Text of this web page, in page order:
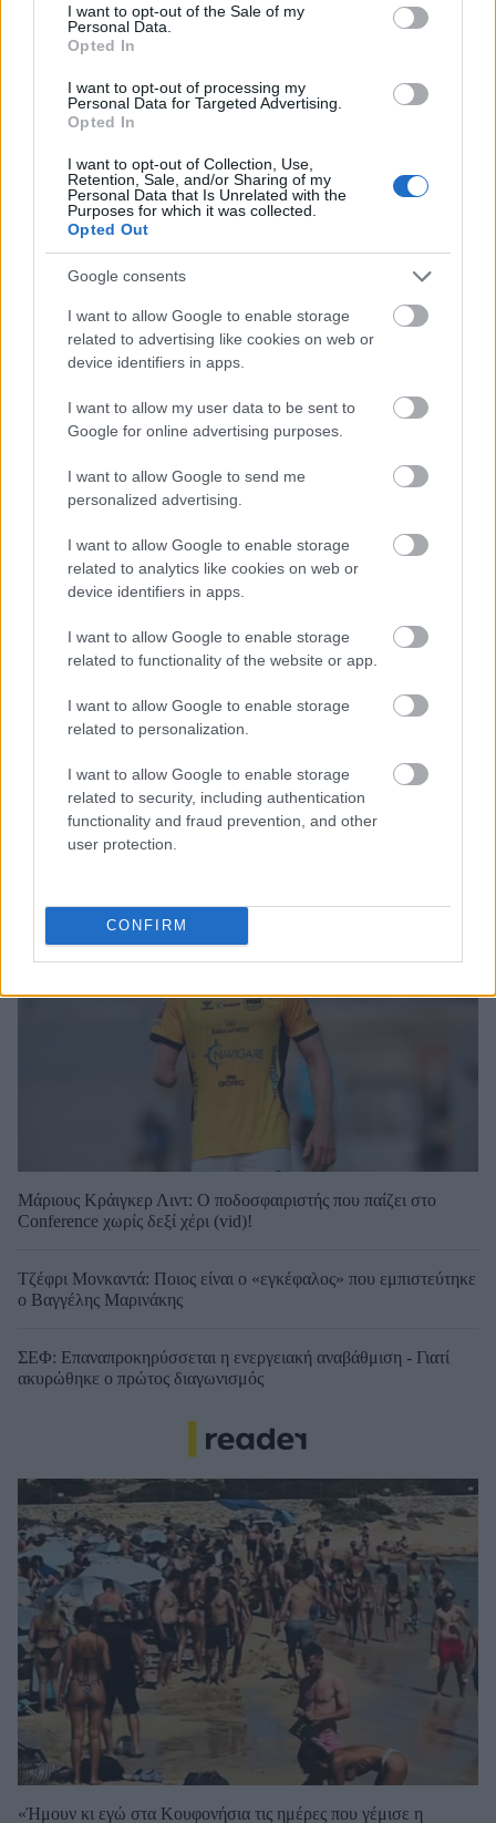
consent section.
I want to opt-out of the Sale of my
Personal Data.
Opted In
I want to opt-out of processing my
Personal Data for Targeted Advertising.
Opted In
I want to opt-out of Collection, Use,
Retention, Sale, and/or Sharing of my
Personal Data that Is Unrelated with the
Purposes for which it was collected.
Opted Out
Google consents
I want to allow Google to enable storage
related to advertising like cookies on web or
device identifiers in apps.
I want to allow my user data to be sent to
Google for online advertising purposes.
I want to allow Google to send me
personalized advertising.
I want to allow Google to enable storage
related to analytics like cookies on web or
device identifiers in apps.
I want to allow Google to enable storage
related to functionality of the website or app.
I want to allow Google to enable storage
related to personalization.
I want to allow Google to enable storage
related to security, including authentication
functionality and fraud prevention, and other
user protection.
CONFIRM
Οι μαμάκηδες του ζωδιακού: Αυτά τα ζώδια είναι
συνήθως κολλημένα στη μαμά τους
Τα 6 σημεία του σπιτιού που δεν χρειάζεται να
3-3-3 rule: Ο κανόνας που θα αλλάξει τον τρόπο
που ντύνεσαι
ΠΑΙΔΙΑ ΚΟΙΝΩΝΙΚΟΠΟΙΗΣΗ
BEST OF INTERNET
Μάριους Κράιγκερ Λιντ: Ο ποδοσφαιριστής που παίζει στο
Conference χωρίς δεξί χέρι (vid)!
Τζέφρι Μονκαντά: Ποιος είναι ο «εγκέφαλος» που εμπιστεύτηκε
ο Βαγγέλης Μαρινάκης
ΣΕΦ: Επαναπροκηρύσσεται η ενεργειακή αναβάθμιση - Γιατί
ακυρώθηκε ο πρώτος διαγωνισμός
«Ήμουν κι εγώ στα Κουφονήσια τις ημέρες που γέμισε η